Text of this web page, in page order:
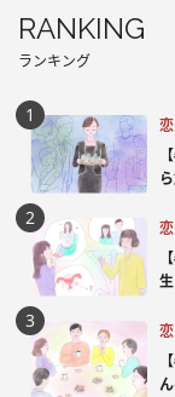
RANKING
ランキング